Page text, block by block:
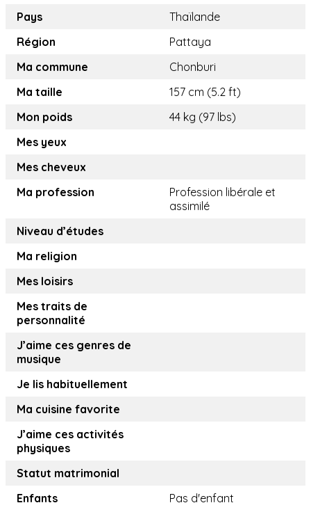
Pays
Thaïlande
Région
Pattaya
Ma commune
Chonburi
Ma taille
157 cm (5.2 ft)
Mon poids
44 kg (97 lbs)
Mes yeux
Mes cheveux
Ma profession
Profession libérale et
assimilé
Niveau d’études
Ma religion
Mes loisirs
Mes traits de
personnalité
J’aime ces genres de
musique
Je lis habituellement
Ma cuisine favorite
J’aime ces activités
physiques
Statut matrimonial
Enfants
Pas d'enfant